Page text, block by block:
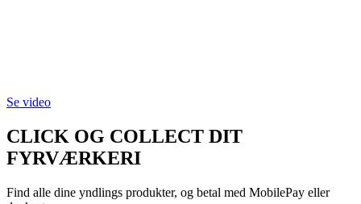
Se video
CLICK OG COLLECT DIT
FYRVÆRKERI
Find alle dine yndlings produkter, og betal med MobilePay eller